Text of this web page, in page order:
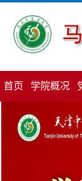
首页 学院概况